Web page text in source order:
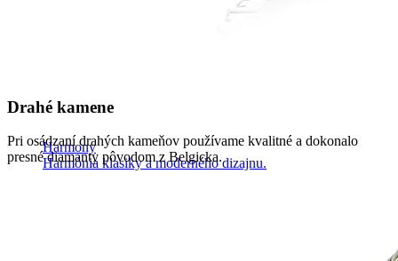
Harmony
Harmónia klasiky a moderného dizajnu.
Drahé kamene
Pri osádzaní drahých kameňov používame kvalitné a dokonalo
presné diamanty pôvodom z Belgicka.